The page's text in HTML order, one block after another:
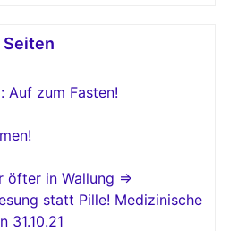
Seiten
Auf zum Fasten!
in Wallung =>
statt Pille! Medizinische
31.10.21